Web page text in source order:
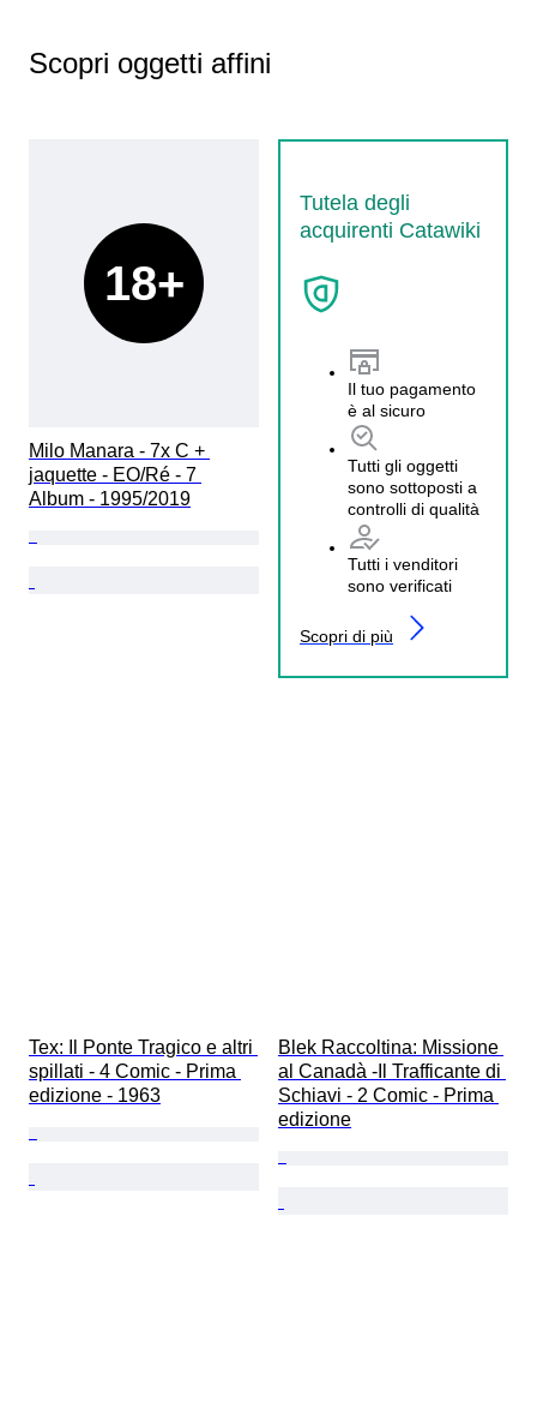
Scopri oggetti affini
Tutela degli
acquirenti Catawiki
Il tuo pagamento
è al sicuro
Tutti gli oggetti
sono sottoposti a
controlli di qualità
Tutti i venditori
sono verificati
Scopri di più
18+
Milo Manara - 7x C +
jaquette - EO/Ré - 7
Album - 1995/2019
Tex: Il Ponte Tragico e altri
spillati - 4 Comic - Prima
edizione - 1963
Blek Raccoltina: Missione
al Canadà -Il Trafficante di
Schiavi - 2 Comic - Prima
edizione